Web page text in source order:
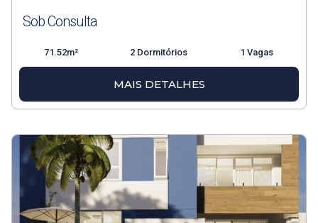
Sob Consulta
71.52m² 2 Dormitórios 1 Vagas
MAIS DETALHES